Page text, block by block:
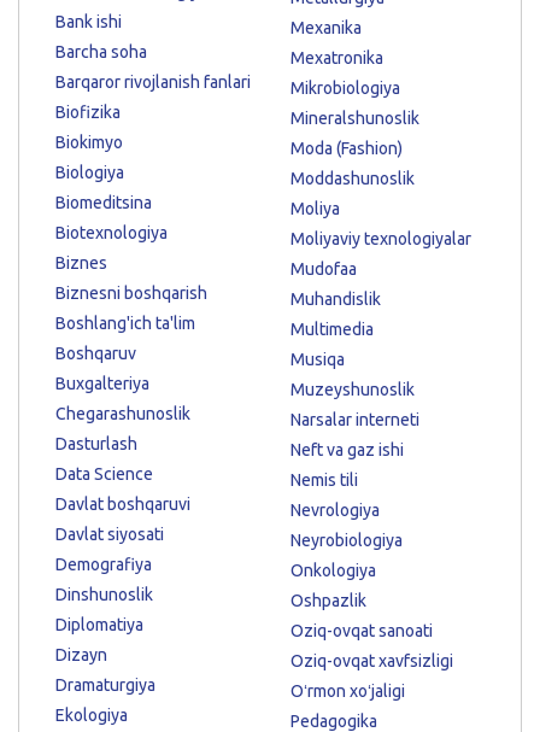
Bank ishi
Barcha soha
Barqaror rivojlanish fanlari
Biofizika
Biokimyo
Biologiya
Biomeditsina
Biotexnologiya
Biznes
Biznesni boshqarish
Boshlang'ich ta'lim
Boshqaruv
Buxgalteriya
Chegarashunoslik
Dasturlash
Data Science
Davlat boshqaruvi
Davlat siyosati
Demografiya
Dinshunoslik
Diplomatiya
Dizayn
Dramaturgiya
Ekologiya
Mexanika
Mexatronika
Mikrobiologiya
Mineralshunoslik
Moda (Fashion)
Moddashunoslik
Moliya
Moliyaviy texnologiyalar
Mudofaa
Muhandislik
Multimedia
Musiqa
Muzeyshunoslik
Narsalar interneti
Neft va gaz ishi
Nemis tili
Nevrologiya
Neyrobiologiya
Onkologiya
Oshpazlik
Oziq-ovqat sanoati
Oziq-ovqat xavfsizligi
Oʻrmon xoʻjaligi
Pedagogika